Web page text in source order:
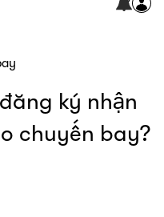
ký nhận
chuyến bay?